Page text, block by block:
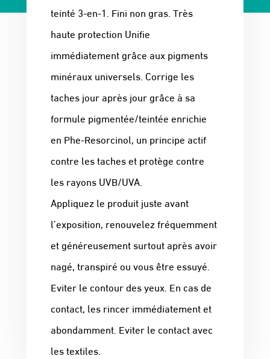
teinté 3-en-1. Fini non gras. Très
haute protection Unifie
immédiatement grâce aux pigments
minéraux universels. Corrige les
taches jour après jour grâce à sa
formule pigmentée/teintée enrichie
en Phe-Resorcinol, un principe actif
contre les taches et protège contre
les rayons UVB/UVA.
Appliquez le produit juste avant
l’exposition, renouvelez fréquemment
et généreusement surtout après avoir
nagé, transpiré ou vous être essuyé.
Eviter le contour des yeux. En cas de
contact, les rincer immédiatement et
abondamment. Eviter le contact avec
les textiles.